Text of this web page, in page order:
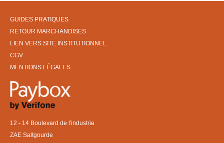
GUIDES PRATIQUES
RETOUR MARCHANDISES
LIEN VERS SITE INSTITUTIONNEL
CGV
MENTIONS LÉGALES
12 - 14 Boulevard de l'industrie
ZAE Saltgourde